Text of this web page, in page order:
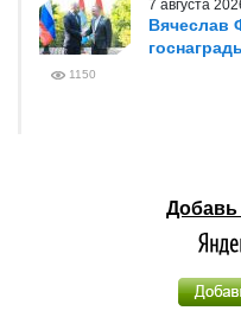
7 августа
Вячеслав
1150
Добавь